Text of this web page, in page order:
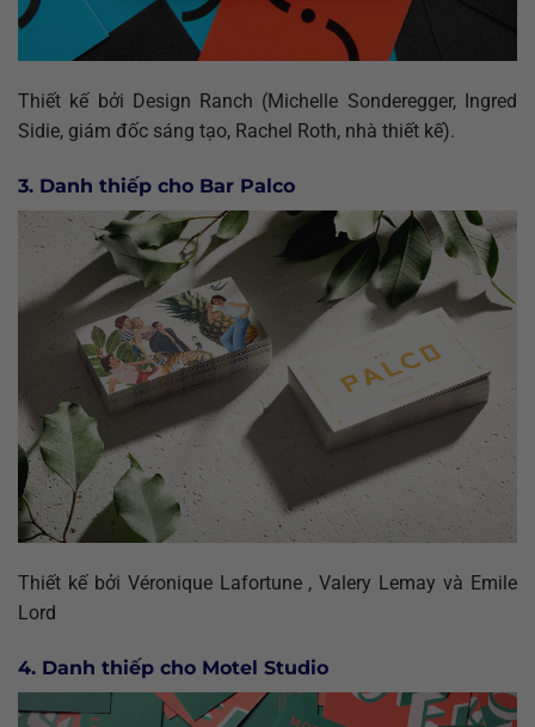
Thiết kế bởi Design Ranch (Michelle Sonderegger, Ingred
Sidie, giám đốc sáng tạo, Rachel Roth, nhà thiết kế).
3. Danh thiếp cho Bar Palco
Thiết kế bởi Véronique Lafortune , Valery Lemay và Emile
Lord
4. Danh thiếp cho Motel Studio